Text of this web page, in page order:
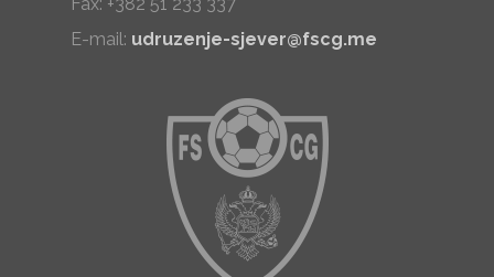
E-mail: udruzenje-sjever@fscg.me